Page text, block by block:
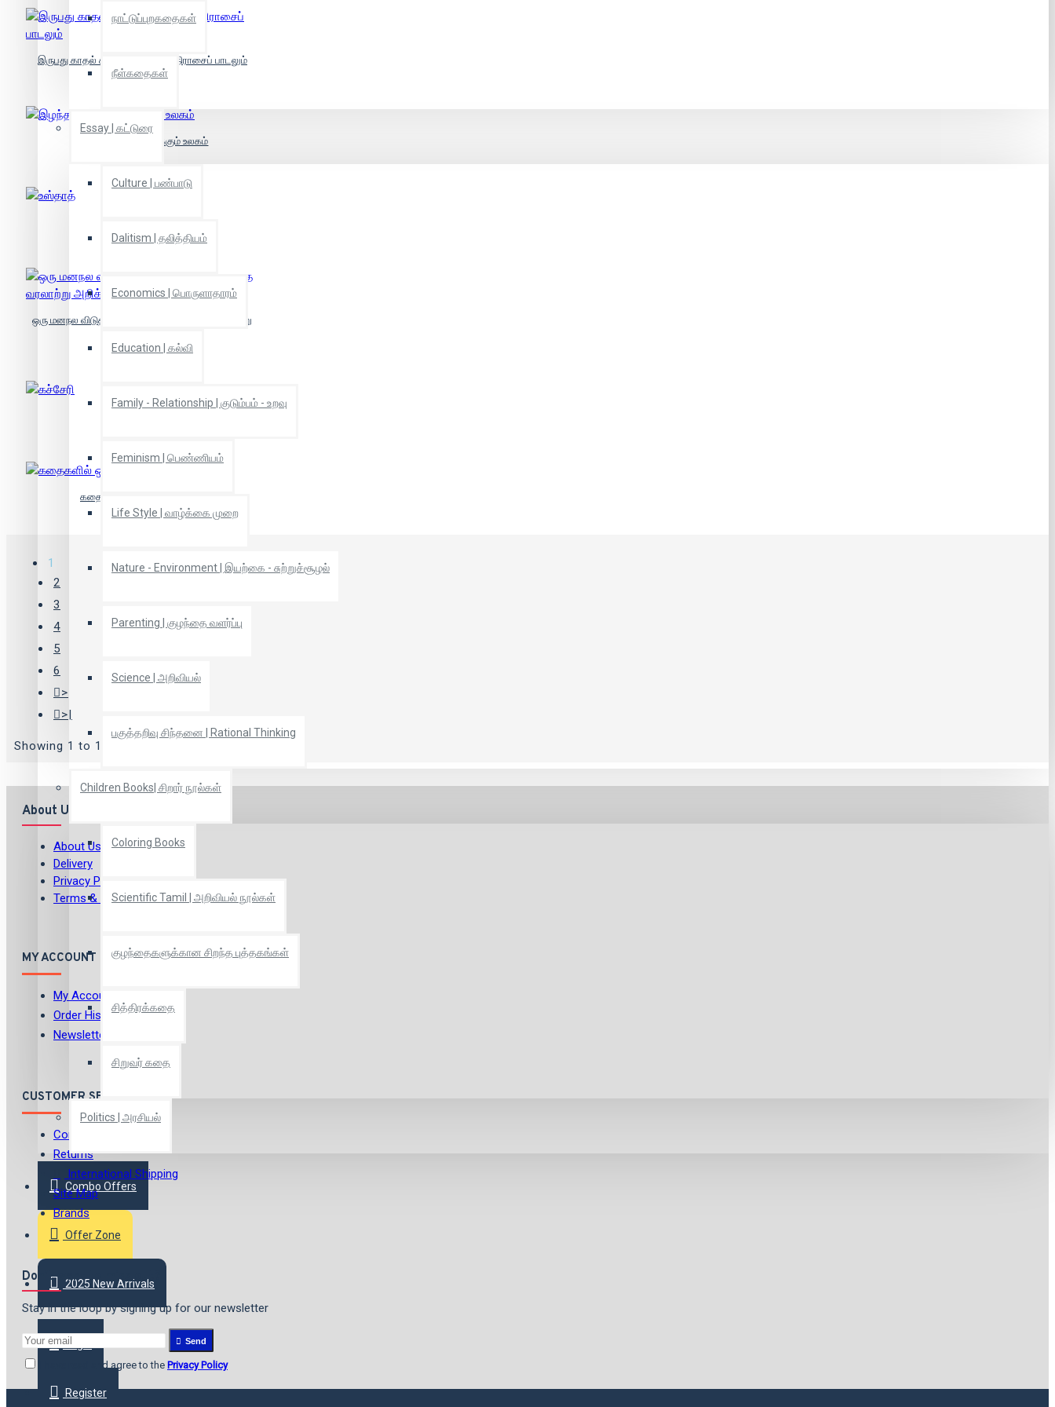
நாட்டுப்புறகதைகள்
நீள்கதைகள்
Essay | கட்டுரை
Culture | பண்பாடு
Dalitism | தலித்தியம்
Economics | பொருளாதாரம்
Education | கல்வி
Family - Relationship | குடும்பம் - உறவு
Feminism | பெண்ணியம்
Life Style | வாழ்க்கை முறை
Nature - Environment | இயற்கை - சுற்றுச்சூழல்
Parenting | குழந்தை வளர்ப்பு
Science | அறிவியல்
பகுத்தறிவு சிந்தனை | Rational Thinking
Children Books| சிறார் நூல்கள்
Coloring Books
Scientific Tamil | அறிவியல் நூல்கள்
குழந்தைகளுக்கான சிறந்த புத்தகங்கள்
சித்திரக்கதை
சிறுவர் கதை
Politics | அரசியல்
Combo Offers
Offer Zone
2025 New Arrivals
Login
Register
இருபது காதல் கவிதைகளும் ஒரு நிராசைப் பாடலும்
இழந்த பின்னும் இருக்கும் உலகம்
ஒரு மனநல விடுதியின் மிகவும் நம்பத் தகாத வரலாற்று
கதைகளில் ஒளிரும் வாழ்க்கை
1
2
3
4
5
6
>
>|
Showing 1 to 12 of 61 (6 Pages)
About Us
About Us
Delivery
Privacy Policy
Terms & Conditions
MY ACCOUNT
My Account
Order History
Newsletter
CUSTOMER SERVICE
Contact
Returns
International Shipping
Site Map
Brands
Don't want to miss out?
Stay in the loop by signing up for our newsletter
Send
I have read and agree to the Privacy Policy